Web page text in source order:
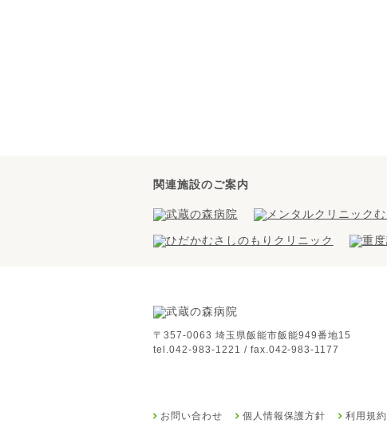
関連施設のご案内
〒357-0063 埼玉県飯能市飯能949番地15
tel.042-983-1221 / fax.042-983-1177
お問い合わせ 個人情報保護方針 利用規約